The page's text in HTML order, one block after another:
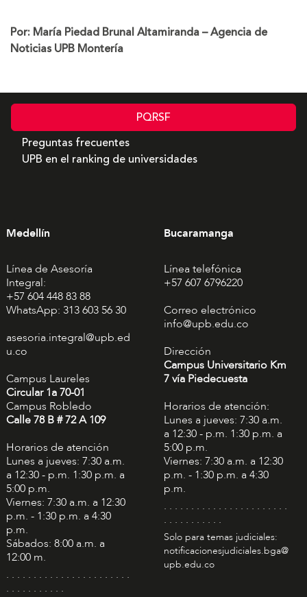
Por: María Piedad Brunal Altamiranda – Agencia de
Noticias UPB Montería
PQRSF
Preguntas frecuentes
UPB en el ranking de universidades
Medellín
Línea de Asesoría
Integral:
+57 604 448 83 88
WhatsApp: 313 603 56 30
asesoria.integral@upb.ed
u.co
Campus Laureles
Circular 1a 70-01
Campus Robledo
Calle 78 B # 72 A 109
Horarios de atención
Lunes a jueves: 7:30 a.m.
a 12:30 - p.m. 1:30 p.m. a
5:00 p.m.
Viernes: 7:30 a.m. a 12:30
p.m. - 1:30 p.m. a 4:30
p.m.
Sábados: 8:00 a.m. a
12:00 m.
. . . . . . . . . . . . . . . . . . . . . . .
. . . . . . . . . . .
Bucaramanga
Línea telefónica
+57 607 6796220
Correo electrónico
info@upb.edu.co
Dirección
Campus Universitario Km
7 vía Piedecuesta
Horarios de atención:
Lunes a jueves: 7:30 a.m.
a 12:30 - p.m. 1:30 p.m. a
5:00 p.m.
Viernes: 7:30 a.m. a 12:30
p.m. - 1:30 p.m. a 4:30
p.m.
. . . . . . . . . . . . . . . . . . . . . . .
. . . . . . . . . . .
Solo para temas judiciales:
notificacionesjudiciales.bga@
upb.edu.co